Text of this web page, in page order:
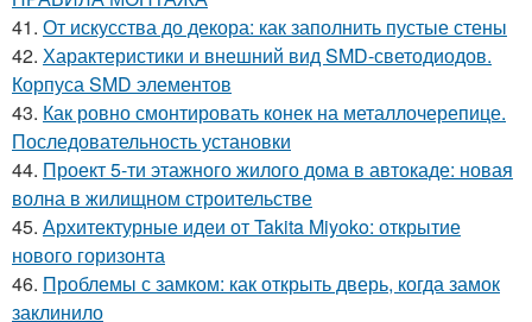
41. От искусства до декора: как заполнить пустые стены
42. Характеристики и внешний вид SMD-светодиодов.
Корпуса SMD элементов
43. Как ровно смонтировать конек на металлочерепице.
Последовательность установки
44. Проект 5-ти этажного жилого дома в автокаде: новая
волна в жилищном строительстве
45. Архитектурные идеи от Takita Miyoko: открытие
нового горизонта
46. Проблемы с замком: как открыть дверь, когда замок
заклинило